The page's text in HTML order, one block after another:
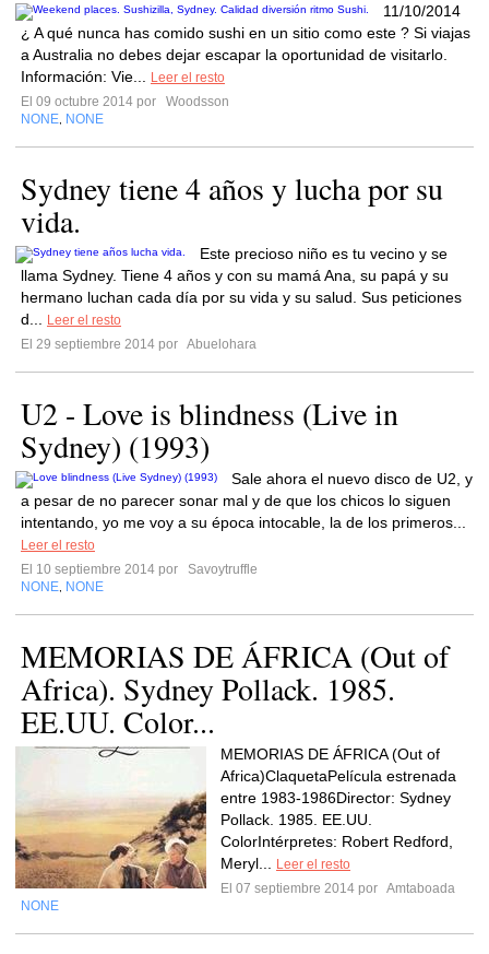
11/10/2014
¿ A qué nunca has comido sushi en un sitio como este ? Si viajas
a Australia no debes dejar escapar la oportunidad de visitarlo.
Información: Vie...
Leer el resto
El 09 octubre 2014 por
Woodsson
NONE NONE
Sydney tiene 4 años y lucha por su
vida.
Este precioso niño es tu vecino y se
llama Sydney. Tiene 4 años y con su mamá Ana, su papá y su
hermano luchan cada día por su vida y su salud. Sus peticiones
d...
Leer el resto
El 29 septiembre 2014 por Abuelohara
U2 - Love is blindness (Live in
Sydney) (1993)
Sale ahora el nuevo disco de U2, y
a pesar de no parecer sonar mal y de que los chicos lo siguen
intentando, yo me voy a su época intocable, la de los primeros...
Leer el resto
El 10 septiembre 2014 por
Savoytruffle
NONE NONE
MEMORIAS DE ÁFRICA (Out of
Africa). Sydney Pollack. 1985.
EE.UU. Color...
MEMORIAS DE ÁFRICA (Out of
Africa)ClaquetaPelícula estrenada
entre 1983-1986Director: Sydney
Pollack. 1985. EE.UU.
ColorIntérpretes: Robert Redford,
Meryl...
Leer el resto
El 07 septiembre 2014 por Amtaboada
NONE